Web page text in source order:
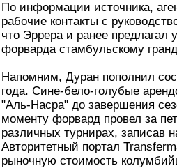
По информации источника,
рабочие контакты с
что Эррера и ранее предлагал
форварда стамбульскому
Напомним, Дуран пополнил
года. Сине-бело-голубые
"Аль-Насра" до завершения
моменту форвард провел за
различных турнирах, записав
Авторитетный портал
рыночную стоимость